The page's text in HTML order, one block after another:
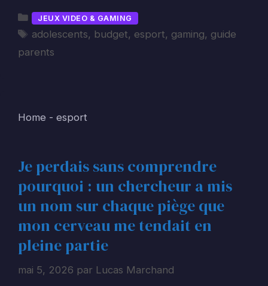
Catégories
JEUX VIDEO & GAMING
Étiquettes
adolescents, budget, esport, gaming, guide
parents
Home - esport
Je perdais sans comprendre
pourquoi : un chercheur a mis
un nom sur chaque piège que
mon cerveau me tendait en
pleine partie
mai 5, 2026 par Lucas Marchand